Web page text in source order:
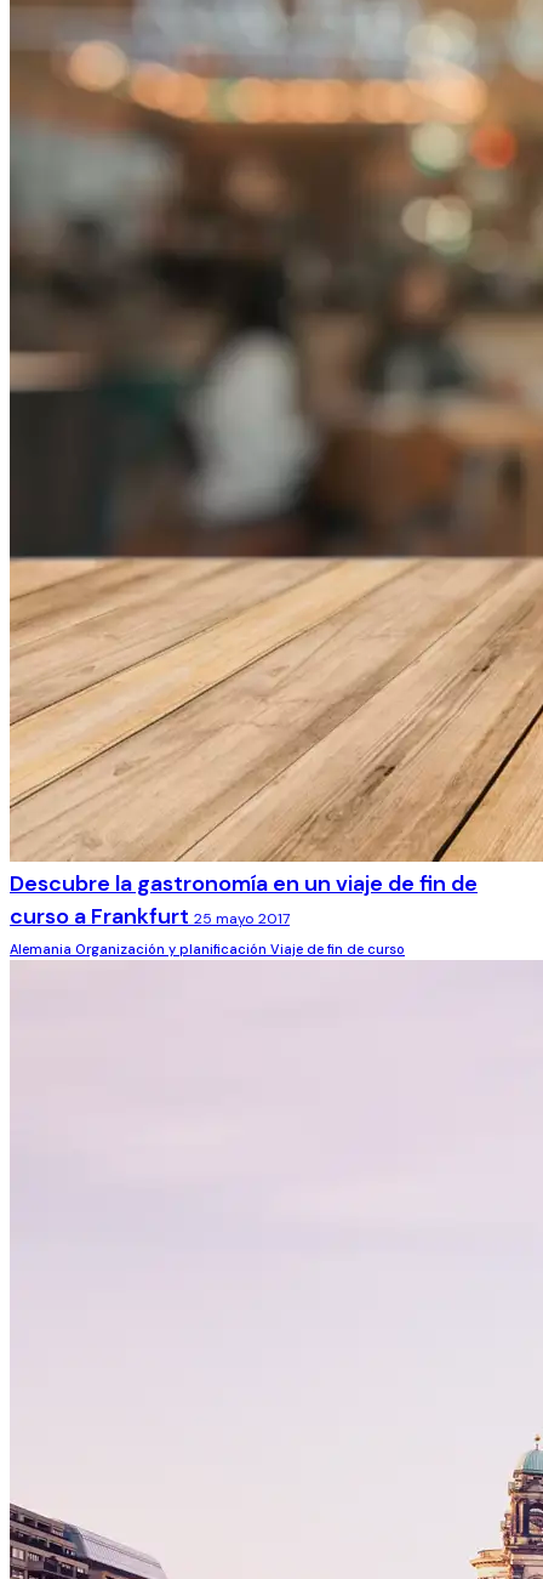
Descubre la gastronomía en un viaje de fin de
curso a Frankfurt 25 mayo 2017
Alemania Organización y planificación Viaje de fin de curso